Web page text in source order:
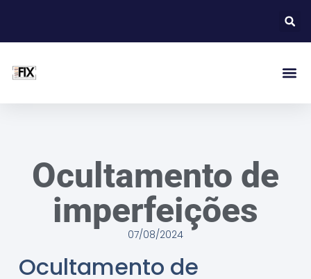
Ocultamento de
imperfeições
07/08/2024
Ocultamento de